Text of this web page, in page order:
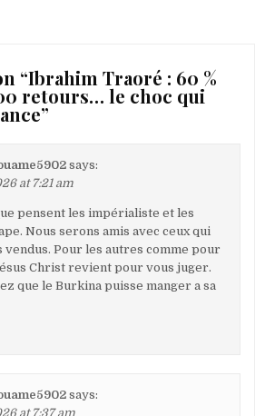
“Ibrahim Traoré : 60 %
retours… le choc qui
”
says:
at 7:21 am
pensent les impérialiste et les
Nous serons amis avec ceux qui
vendus. Pour les autres comme pour
Christ revient pour vous juger.
que le Burkina puisse manger a sa
says:
at 7:37 am